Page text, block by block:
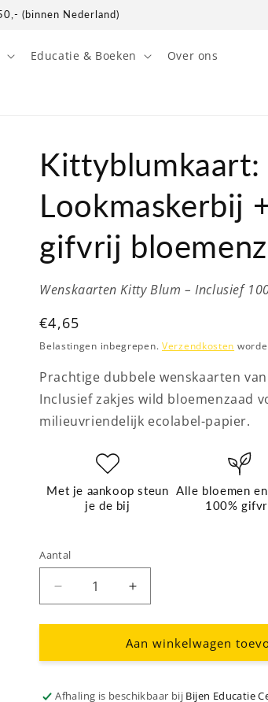
(binnen Nederland)
Educatie & Boeken Over ons
Kittyblumkaart:
Lookmaskerbij
gifvrij
Wenskaarten Kitty Blum – Inclusief
Normale
prijs
€4,65
Belastingen inbegrepen. Verzendkosten
Prachtige dubbele wenskaarten
Inclusief zakjes wild bloemenzaad
milieuvriendelijk ecolabel-papier.
Met je aankoop steun
je de bij
Alle bloemen
100%
Aantal
Aantal
verlagen
voor
Kittyblumkaart:
nr
Lookmaskerbij
Aantal
verhogen
voor
Kittyblumkaart:
nr
Lookmaskerbij
Aan winkelwagen
Afhaling is beschikbaar bij Bijen Educatie